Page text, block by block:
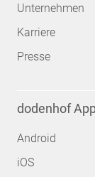
Unternehmen
Karriere
Presse
dodenhof
Android
iOS